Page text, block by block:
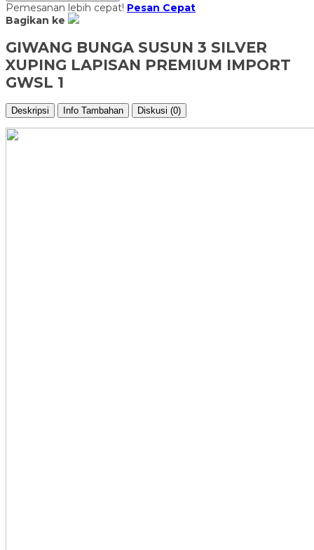
Pemesanan lebih cepat! Pesan Cepat
Bagikan ke
GIWANG BUNGA SUSUN 3 SILVER
XUPING LAPISAN PREMIUM IMPORT
GWSL 1
Deskripsi Info Tambahan Diskusi (0)